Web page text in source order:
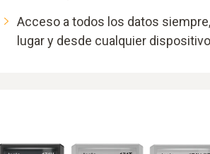
Acceso a todos los datos
lugar y desde cualquier dispositivo